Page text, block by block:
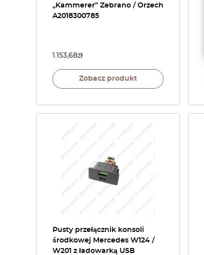
„Kammerer” Zebrano / Orzech
A2018300785
1.153,68zł
Zobacz produkt
Pusty przełącznik konsoli
środkowej Mercedes W124 /
W201 z ładowarką USB